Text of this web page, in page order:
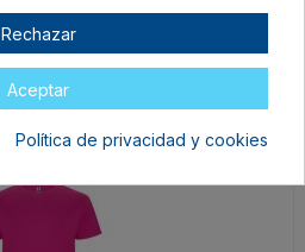
Rechazar
Aceptar
Política de privacidad y cookies